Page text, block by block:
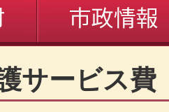
サービス費